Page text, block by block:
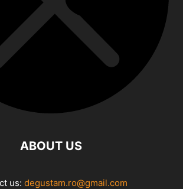
ABOUT US
us: degustam.ro@gmail.com